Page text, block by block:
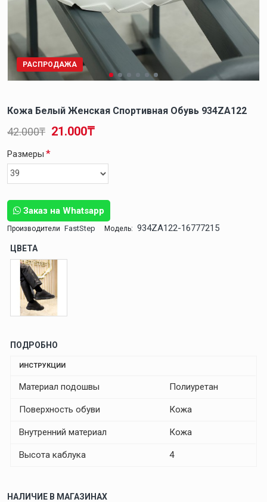
РАСПРОДАЖА
Кожа Белый Женская Спортивная Обувь 934ZA122
Заказ на Whatsapp
Производители FastStep Модель: 934ZA122-16777215
21.000₸
42.000₸
Размеры
ЦВЕТА
ПОДРОБНО
ИНСТРУКЦИИ
Материал подошвы Полиуретан
Поверхность обуви Кожа
Внутренний материал Кожа
Высота каблука 4
НАЛИЧИЕ В МАГАЗИНАХ